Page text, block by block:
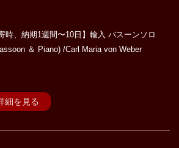
時、納期1週間〜10日】輸入 バスーンソロ
＆ Piano) /Carl Maria von Weber
細を見る